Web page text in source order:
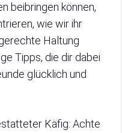
beibringen können,
wie wir ihr
Haltung
Tipps, die dir dabei
glücklich und
Käfig: Achte